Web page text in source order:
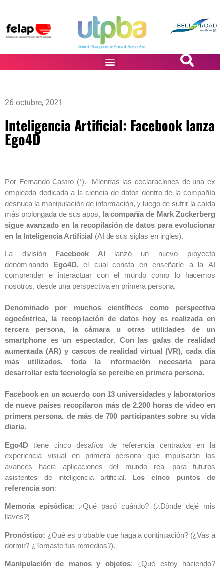
26 octubre, 2021
Inteligencia Artificial: Facebook lanza
Ego4D
Por Fernando Castro (*).- Mientras las declaraciones de una ex
empleada dedicada a la ciencia de datos dentro de la compañía
desnuda la manipulación de información, y luego de sufrir la caída
más prolongada de sus apps, la compañía de Mark Zuckerberg
sigue avanzado en la recopilación de datos para evolucionar
en la Inteligencia Artificial (AI de sus siglas en ingles).
La división Facebook AI lanzó un nuevo proyecto
denominando Ego4D, el cual consta en enseñarle a la AI
comprender e interactuar con el mundo como lo hacemos
nosotros, desde una perspectiva en primera persona.
Denominado por muchos científicos como perspectiva
egocéntrica, la recopilación de datos hoy es realizada en
tercera persona, la cámara u otras utilidades de un
smartphone es un espectador. Con las gafas de realidad
aumentada (AR) y cascos de realidad virtual (VR), cada día
más utilizados, toda la información necesaria para
desarrollar esta tecnología se percibe en primera persona.
Facebook en un acuerdo con 13 universidades y laboratorios
de nueve países recopilaron más de 2.200 horas de video en
primera persona, de más de 700 participantes sobre su vida
diaria.
Ego4D tiene cinco desafíos de referencia centrados en la
experiencia visual en primera persona que impulsarán los
avances hacia aplicaciones del mundo real para futuros
asistentes de inteligencia artificial. Los cinco puntos de
referencia son:
Memoria episódica: ¿Qué pasó cuándo? (¿Dónde dejé mis
llaves?)
Pronóstico: ¿Qué es probable que haga a continuación? (¿Vas a
dormir? ¿Tomaste tus remedios?).
Manipulación de manos y objetos: ¿Qué estoy haciendo?